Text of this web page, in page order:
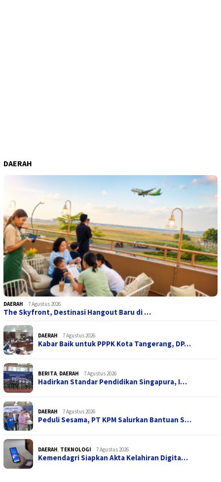
DAERAH
DAERAH 7 Agustus 2026
The Skyfront, Destinasi Hangout Baru di …
DAERAH 7 Agustus 2026
Kabar Baik untuk PPPK Kota Tangerang, DP…
BERITA, DAERAH 7 Agustus 2026
Hadirkan Standar Pendidikan Singapura, I…
DAERAH 7 Agustus 2026
Peduli Sesama, PT KPM Salurkan Bantuan S…
DAERAH, TEKNOLOGI 7 Agustus 2026
Kemendagri Siapkan Akta Kelahiran Digita…